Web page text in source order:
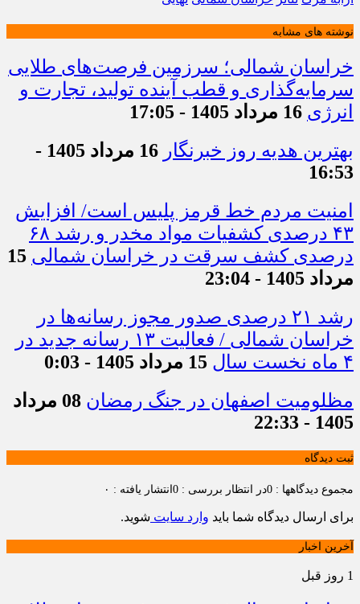
نوشته های مشابه
خراسان شمالی؛ سرزمین فرصت‌های طلایی
سرمایه‌گذاری و قطب آینده تولید، تجارت و
انرژی 16 مرداد 1405 - 17:05
بهترین هدیه روز خبرنگار
16 مرداد 1405 -
16:53
امنیت مردم خط قرمز پلیس است/ افزایش
۴۳ درصدی کشفیات مواد مخدر و رشد ۶۸
درصدی کشف سرقت در خراسان شمالی 15
مرداد 1405 - 23:04
رشد ۲۱ درصدی صدور مجوز رسانه‌ها در
خراسان شمالی / فعالیت ۱۳ رسانه جدید در
۴ ماه نخست سال
15 مرداد 1405 - 0:03
مظلومیت اصفهان در جنگ رمضان
08 مرداد
1405 - 22:33
ثبت دیدگاه
مجموع دیدگاهها : 0 در انتظار بررسی : 0 انتشار یافته : ۰
برای ارسال دیدگاه شما باید وارد سایت شوید.
آخرین اخبار
1 روز قبل